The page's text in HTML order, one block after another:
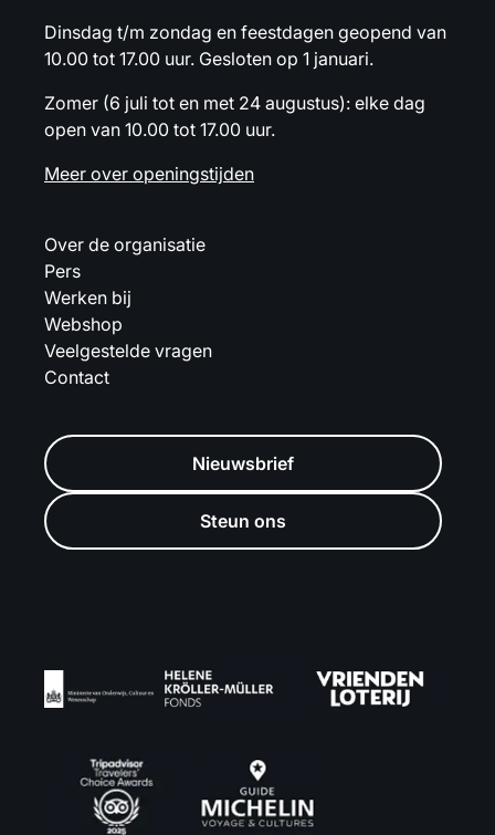
Dinsdag t/m zondag en feestdagen geopend van
10.00 tot 17.00 uur. Gesloten op 1 januari.
Zomer (6 juli tot en met 24 augustus): elke dag
open van 10.00 tot 17.00 uur.
Meer over openingstijden
Over de organisatie
Pers
Werken bij
Webshop
Veelgestelde vragen
Contact
Nieuwsbrief
Steun ons